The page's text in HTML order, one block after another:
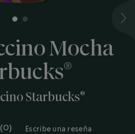
Mocha
®
Starbucks®
(0) Escribe una reseña
1